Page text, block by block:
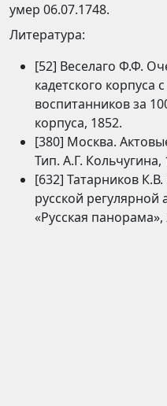
умер 06.07.1748.
Литература:
[52] Веселаго Ф.Ф.
кадетского корпуса
воспитанников за
корпуса, 1852.
[380] Москва.
Тип. А.Г.
[632] Татарников
русской
«Русская панорама»,